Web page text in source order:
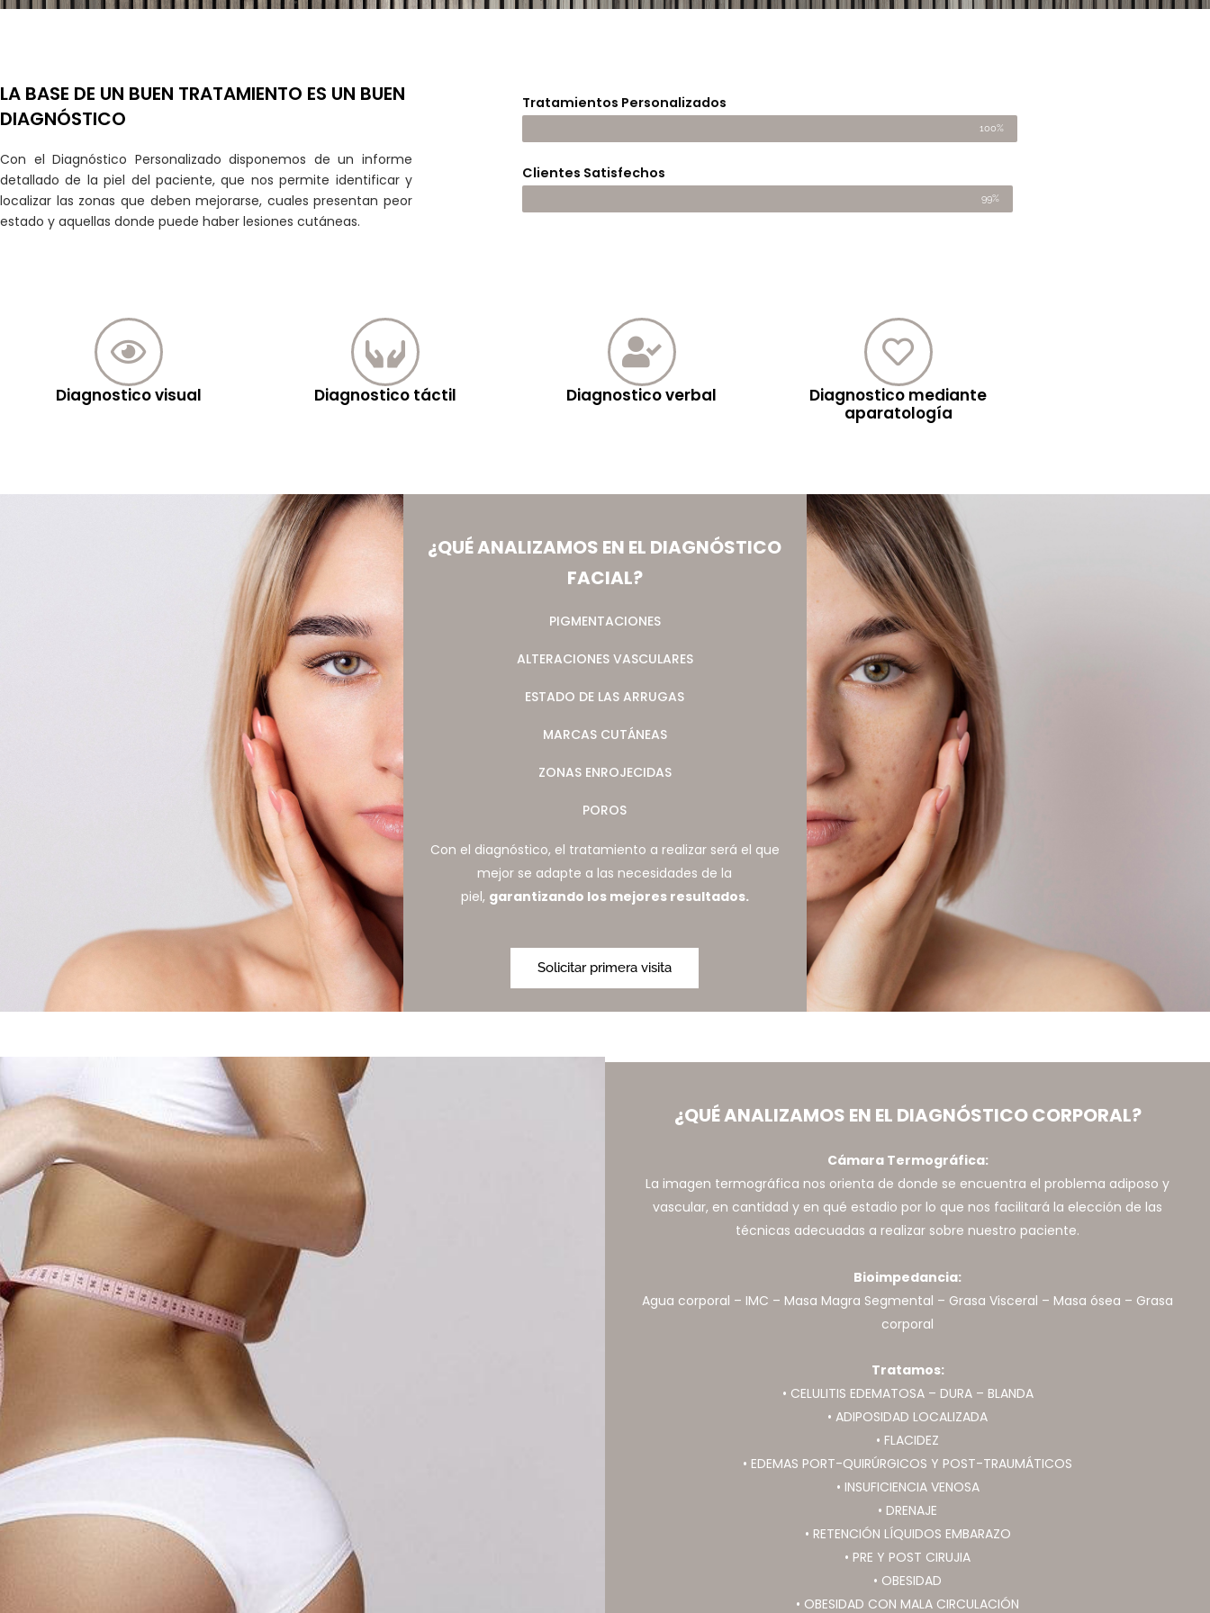
LA BASE DE UN BUEN TRATAMIENTO ES UN BUEN
DIAGNÓSTICO
Con el Diagnóstico Personalizado disponemos de un informe
detallado de la piel del paciente, que nos permite identificar y
localizar las zonas que deben mejorarse, cuales presentan peor
estado y aquellas donde puede haber lesiones cutáneas.
Tratamientos Personalizados
100%
Clientes Satisfechos
99%
Diagnostico visual Diagnostico táctil Diagnostico verbal
Diagnostico mediante
aparatología
¿QUÉ ANALIZAMOS EN EL DIAGNÓSTICO
FACIAL?
PIGMENTACIONES
ALTERACIONES VASCULARES
ESTADO DE LAS ARRUGAS
MARCAS CUTÁNEAS
ZONAS ENROJECIDAS
POROS
Con el diagnóstico, el tratamiento a realizar será el que
mejor se adapte a las necesidades de la
piel, garantizando los mejores resultados.
Solicitar primera visita
¿QUÉ ANALIZAMOS EN EL DIAGNÓSTICO CORPORAL?
Cámara Termográfica:
La imagen termográfica nos orienta de donde se encuentra el problema adiposo y
vascular, en cantidad y en qué estadio por lo que nos facilitará la elección de las
técnicas adecuadas a realizar sobre nuestro paciente.
Bioimpedancia:
Agua corporal – IMC – Masa Magra Segmental – Grasa Visceral – Masa ósea – Grasa
corporal
Tratamos:
• CELULITIS EDEMATOSA – DURA – BLANDA
• ADIPOSIDAD LOCALIZADA
• FLACIDEZ
• EDEMAS PORT-QUIRÚRGICOS Y POST-TRAUMÁTICOS
• INSUFICIENCIA VENOSA
• DRENAJE
• RETENCIÓN LÍQUIDOS EMBARAZO
• PRE Y POST CIRUJIA
• OBESIDAD
• OBESIDAD CON MALA CIRCULACIÓN